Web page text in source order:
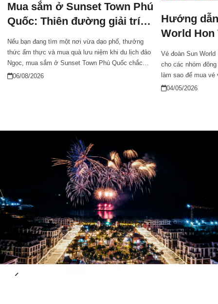
Mua sắm ở Sunset Town Phú
Quốc: Thiên đường giải trí
về đêm
Nếu bạn đang tìm một nơi vừa dạo phố, thưởng
thức ẩm thực và mua quà lưu niệm khi du lịch đảo
Ngọc, mua sắm ở Sunset Town Phú Quốc chắc
chắn là trải nghiệm không thể bỏ lỡ. Từ khu phố
06/08/2026
Hướng
World Hon
đoàn
Vé đoàn Sun
cho các nhóm
làm sao để mua
phí không phải ai
04/05/2026